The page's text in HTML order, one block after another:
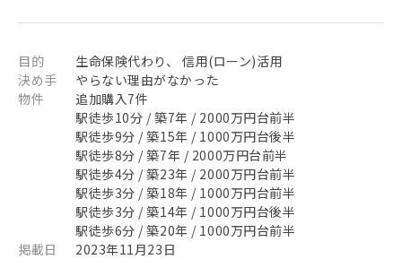
目的
生命保険代わり、 信用(ローン)活用
決め手
やらない理由がなかった
物件
追加購入7件
駅徒歩10分 / 築7年 / 2000万円台前半
駅徒歩9分 / 築15年 / 1000万円台後半
駅徒歩8分 / 築7年 / 2000万円台前半
駅徒歩4分 / 築23年 / 2000万円台前半
駅徒歩3分 / 築18年 / 1000万円台前半
駅徒歩3分 / 築14年 / 1000万円台後半
駅徒歩6分 / 築20年 / 1000万円台前半
掲載日
2023年11月23日